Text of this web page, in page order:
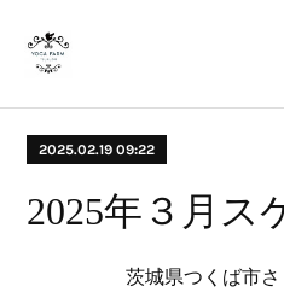
2025.02.19 09:22
2025年３月ス
茨城県つくば市